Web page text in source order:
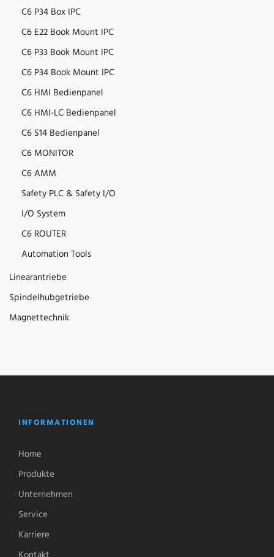
C6 P34 Box IPC
C6 E22 Book Mount IPC
C6 P33 Book Mount IPC
C6 P34 Book Mount IPC
C6 HMI Bedienpanel
C6 HMI-LC Bedienpanel
C6 S14 Bedienpanel
C6 MONITOR
C6 AMM
Safety PLC & Safety I/O
I/O System
C6 ROUTER
Automation Tools
Linearantriebe
Spindelhubgetriebe
Magnettechnik
INFORMATIONEN
Home
Produkte
Unternehmen
Service
Karriere